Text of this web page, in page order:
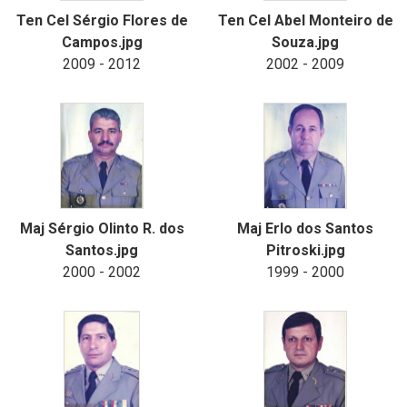
Ten Cel Sérgio Flores de
Campos.jpg
2009 - 2012
Ten Cel Abel Monteiro de
Souza.jpg
2002 - 2009
Maj Sérgio Olinto R. dos
Santos.jpg
2000 - 2002
Maj Erlo dos Santos
Pitroski.jpg
1999 - 2000